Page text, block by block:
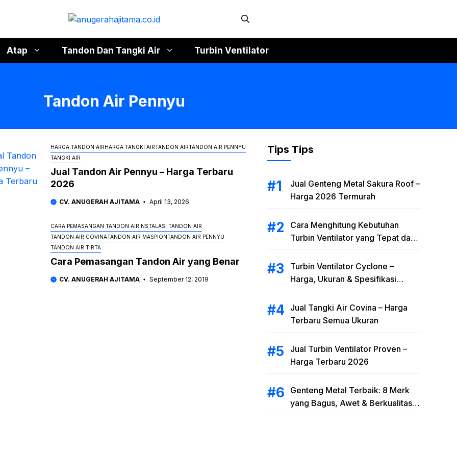
Atap Tandon Dan Tangki Air Turbin Ventilator
Tandon Air Pennyu
HARGA TANDON AIRHARGA TANGKI AIRTANDON AIRTANDON AIR PENNYU
TANGKI AIR
Jual Tandon Air Pennyu – Harga Terbaru
2026
CV. ANUGERAH AJITAMA April 13, 2026
CARA PEMASANGAN TANDON AIRINSTALASI TANDON AIR
TANDON AIR COVINATANDON AIR MASPIONTANDON AIR PENNYU
TANDON AIR TIRTA
Cara Pemasangan Tandon Air yang Benar
CV. ANUGERAH AJITAMA September 12, 2019
Tips Tips
Jual Genteng Metal Sakura Roof –
Harga 2026 Termurah
Cara Menghitung Kebutuhan
Turbin Ventilator yang Tepat dan
Turbin Ventilator Cyclone –
Harga, Ukuran & Spesifikasi
Jual Tangki Air Covina – Harga
Terbaru Semua Ukuran
Jual Turbin Ventilator Proven –
Harga Terbaru 2026
Genteng Metal Terbaik: 8 Merk
yang Bagus, Awet & Berkualitas